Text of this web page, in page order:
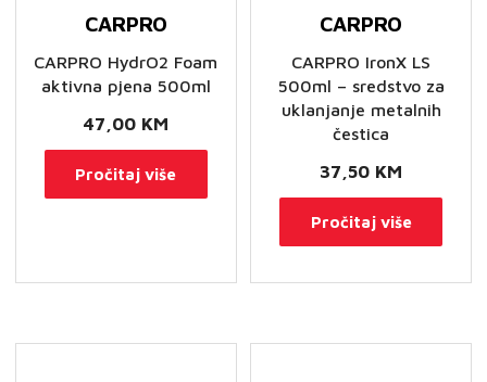
CARPRO
CARPRO HydrO2 Foam
aktivna pjena 500ml
47,00 KM
Pročitaj više
CARPRO
CARPRO IronX LS
500ml – sredstvo za
uklanjanje metalnih
čestica
37,50 KM
Pročitaj više